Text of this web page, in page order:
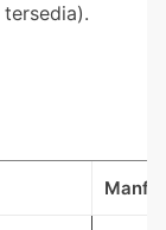
tersedia).